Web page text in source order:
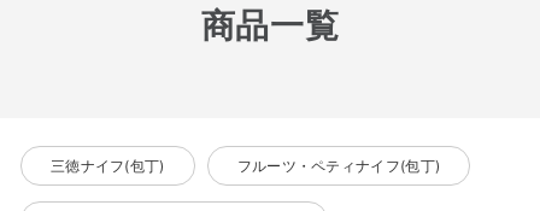
商品一覧
三徳ナイフ(包丁) フルーツ・ペティナイフ(包丁)